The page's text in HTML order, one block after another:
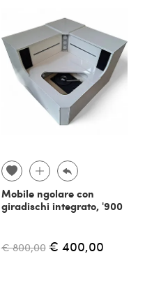
Mobile ngolare con
giradischi integrato, '900
€ 800,00 € 400,00